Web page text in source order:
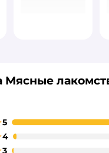
Мясные
5
4
3